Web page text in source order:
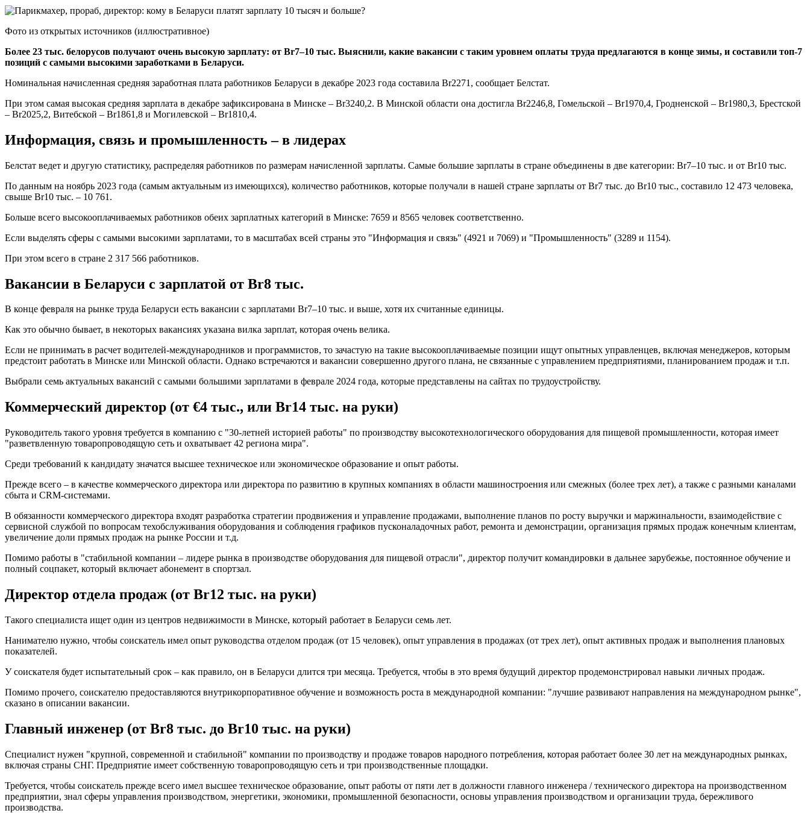
Фото из открытых источников (иллюстративное)
Более 23 тыс. белорусов получают очень высокую зарплату: от Br7–10 тыс. Выяснили, какие вакансии с таким уровнем оплаты труда предлагаются в конце зимы, и составили топ-7
позиций с самыми высокими заработками в Беларуси.
Номинальная начисленная средняя заработная плата работников Беларуси в декабре 2023 года составила Br2271, сообщает Белстат.
При этом самая высокая средняя зарплата в декабре зафиксирована в Минске – Br3240,2. В Минской области она достигла Br2246,8, Гомельской – Br1970,4, Гродненской – Br1980,3, Брестской
– Br2025,2, Витебской – Br1861,8 и Могилевской – Br1810,4.
Информация, связь и промышленность – в лидерах
Белстат ведет и другую статистику, распределяя работников по размерам начисленной зарплаты. Самые большие зарплаты в стране объединены в две категории: Br7–10 тыс. и от Br10 тыс.
По данным на ноябрь 2023 года (самым актуальным из имеющихся), количество работников, которые получали в нашей стране зарплаты от Br7 тыс. до Br10 тыс., составило 12 473 человека,
свыше Br10 тыс. – 10 761.
Больше всего высокооплачиваемых работников обеих зарплатных категорий в Минске: 7659 и 8565 человек соответственно.
Если выделять сферы с самыми высокими зарплатами, то в масштабах всей страны это "Информация и связь" (4921 и 7069) и "Промышленность" (3289 и 1154).
При этом всего в стране 2 317 566 работников.
Вакансии в Беларуси с зарплатой от Br8 тыс.
В конце февраля на рынке труда Беларуси есть вакансии с зарплатами Br7–10 тыс. и выше, хотя их считанные единицы.
Как это обычно бывает, в некоторых вакансиях указана вилка зарплат, которая очень велика.
Если не принимать в расчет водителей-международников и программистов, то зачастую на такие высокооплачиваемые позиции ищут опытных управленцев, включая менеджеров, которым
предстоит работать в Минске или Минской области. Однако встречаются и вакансии совершенно другого плана, не связанные с управлением предприятиями, планированием продаж и т.п.
Выбрали семь актуальных вакансий с самыми большими зарплатами в феврале 2024 года, которые представлены на сайтах по трудоустройству.
Коммерческий директор (от €4 тыс., или Br14 тыс. на руки)
Руководитель такого уровня требуется в компанию с "30-летней историей работы" по производству высокотехнологического оборудования для пищевой промышленности, которая имеет
"разветвленную товаропроводящую сеть и охватывает 42 региона мира".
Среди требований к кандидату значатся высшее техническое или экономическое образование и опыт работы.
Прежде всего – в качестве коммерческого директора или директора по развитию в крупных компаниях в области машиностроения или смежных (более трех лет), а также с разными каналами
сбыта и CRM-системами.
В обязанности коммерческого директора входят разработка стратегии продвижения и управление продажами, выполнение планов по росту выручки и маржинальности, взаимодействие с
сервисной службой по вопросам техобслуживания оборудования и соблюдения графиков пусконаладочных работ, ремонта и демонстрации, организация прямых продаж конечным клиентам,
увеличение доли прямых продаж на рынке России и т.д.
Помимо работы в "стабильной компании – лидере рынка в производстве оборудования для пищевой отрасли", директор получит командировки в дальнее зарубежье, постоянное обучение и
полный соцпакет, который включает абонемент в спортзал.
Директор отдела продаж (от Br12 тыс. на руки)
Такого специалиста ищет один из центров недвижимости в Минске, который работает в Беларуси семь лет.
Нанимателю нужно, чтобы соискатель имел опыт руководства отделом продаж (от 15 человек), опыт управления в продажах (от трех лет), опыт активных продаж и выполнения плановых
показателей.
У соискателя будет испытательный срок – как правило, он в Беларуси длится три месяца. Требуется, чтобы в это время будущий директор продемонстрировал навыки личных продаж.
Помимо прочего, соискателю предоставляются внутрикорпоративное обучение и возможность роста в международной компании: "лучшие развивают направления на международном рынке",
сказано в описании вакансии.
Главный инженер (от Br8 тыс. до Br10 тыс. на руки)
Специалист нужен "крупной, современной и стабильной" компании по производству и продаже товаров народного потребления, которая работает более 30 лет на международных рынках,
включая страны СНГ. Предприятие имеет собственную товаропроводящую сеть и три производственные площадки.
Требуется, чтобы соискатель прежде всего имел высшее техническое образование, опыт работы от пяти лет в должности главного инженера / технического директора на производственном
предприятии, знал сферы управления производством, энергетики, экономики, промышленной безопасности, основы управления производством и организации труда, бережливого
производства.